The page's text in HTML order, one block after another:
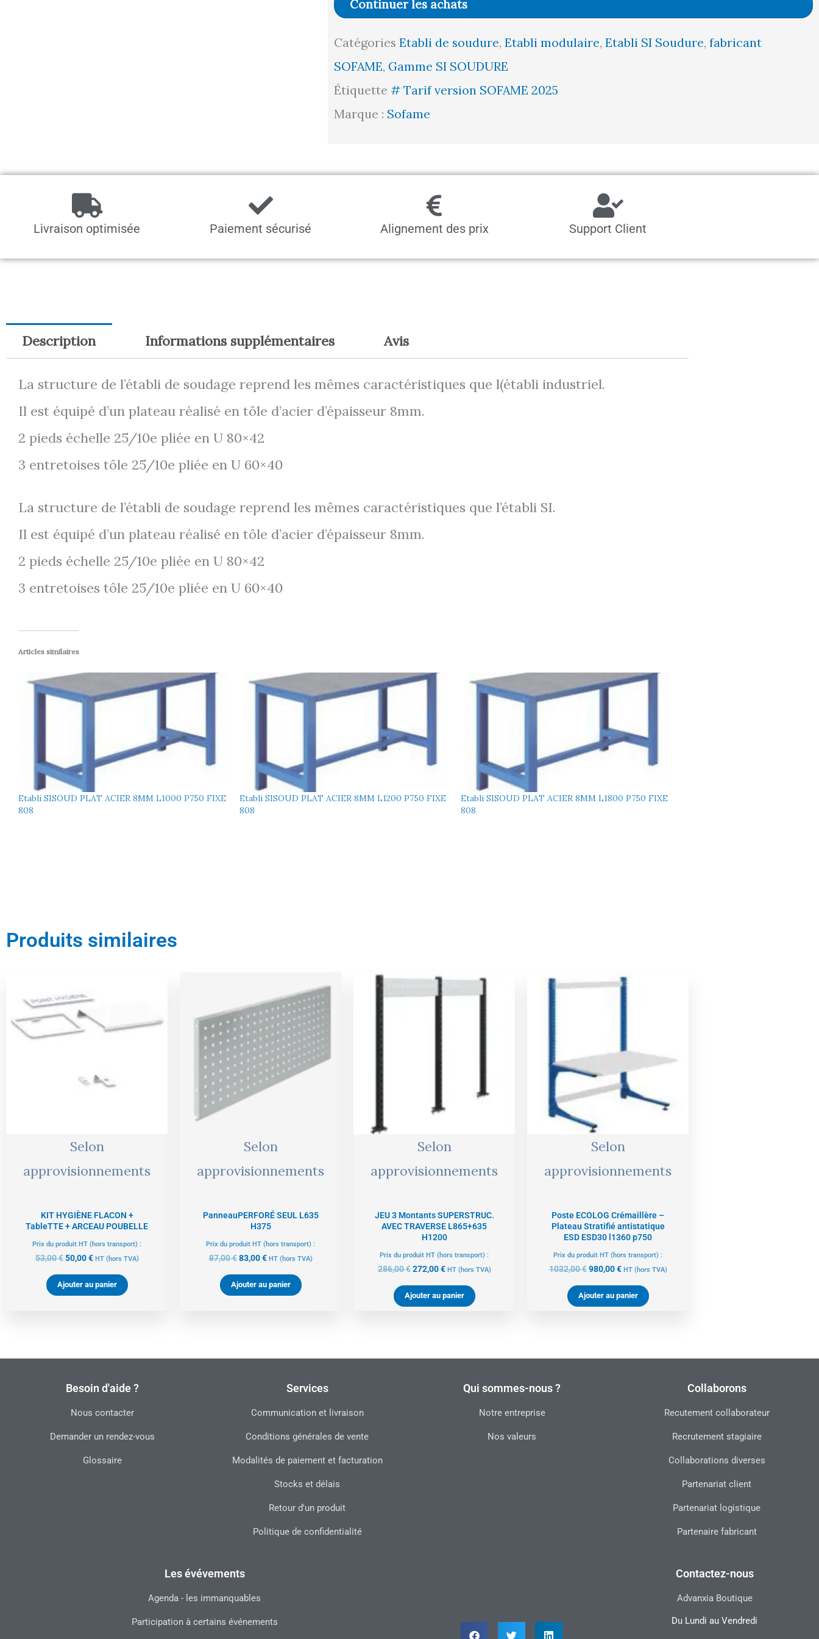
Acier
8mm
l1500
p750
h808
Continuer les achats
Catégories Etabli de soudure, Etabli modulaire, Etabli SI Soudure, fabricant
SOFAME, Gamme SI SOUDURE
Étiquette # Tarif version SOFAME 2025
Marque : Sofame
Livraison optimisée Paiement sécurisé Alignement des prix Support Client
Description Informations supplémentaires Avis
La structure de l’établi de soudage reprend les mêmes caractéristiques que l(établi industriel.
Il est équipé d’un plateau réalisé en tôle d’acier d’épaisseur 8mm.
2 pieds échelle 25/10e pliée en U 80×42
3 entretoises tôle 25/10e pliée en U 60×40
La structure de l’établi de soudage reprend les mêmes caractéristiques que l’établi SI.
Il est équipé d’un plateau réalisé en tôle d’acier d’épaisseur 8mm.
2 pieds échelle 25/10e pliée en U 80×42
3 entretoises tôle 25/10e pliée en U 60×40
Articles similaires
Etabli SISOUD PLAT ACIER 8MM L1000 P750 FIXE
808
Etabli SISOUD PLAT ACIER 8MM L1200 P750 FIXE
808
Etabli SISOUD PLAT ACIER 8MM L1800 P750 FIXE
808
Produits similaires
Selon
approvisionnements
KIT HYGIÈNE FLACON +
TableTTE + ARCEAU POUBELLE
Prix du produit HT (hors transport) :
53,00€
prix
initial
était :
53,00 €.
50,00€
est :
50,00 €.
HT (hors TVA)
Ajouter au panier
Selon
approvisionnements
PanneauPERFORÉ SEUL L635
H375
Prix du produit HT (hors transport) :
87,00€
initial
était :
87,00 €.
83,00€
actuel
est :
83,00 €.
HT (hors TVA)
Ajouter au panier
Selon
approvisionnements
JEU 3 Montants SUPERSTRUC.
AVEC TRAVERSE L865+635
H1200
Prix du produit HT (hors transport) :
286,00€
Le
286,00 €.
272,00€
Le
HT (hors TVA)
Ajouter au panier
Selon
approvisionnements
Poste ECOLOG Crémaillère –
Plateau Stratifié antistatique
ESD ESD30 l1360 p750
Prix du produit HT (hors transport) :
1032,00€ 980,00€
Le
HT (hors TVA)
Ajouter au panier
Besoin d'aide ?
Nous contacter
Demander un rendez-vous
Glossaire
Services
Communication et livraison
Conditions générales de vente
Modalités de paiement et facturation
Stocks et délais
Retour d'un produit
Politique de confidentialité
Qui sommes-nous ?
Notre entreprise
Nos valeurs
Collaborons
Recutement collaborateur
Recrutement stagiaire
Collaborations diverses
Partenariat client
Partenariat logistique
Partenaire fabricant
Les évévements
Agenda - les immanquables
Participation à certains événements
Contactez-nous
Advanxia Boutique
Du Lundi au Vendredi